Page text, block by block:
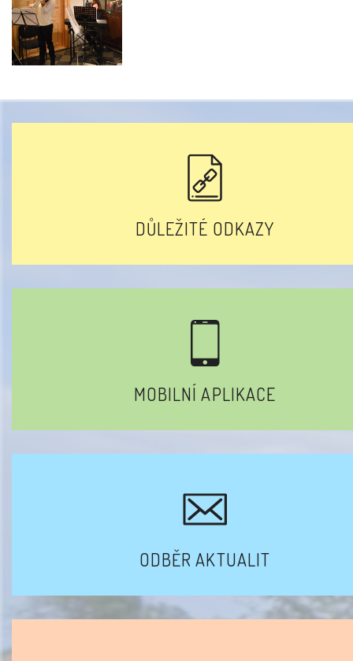
DŮLEŽITÉ ODKAZY
MOBILNÍ APLIKACE
ODBĚR AKTUALIT